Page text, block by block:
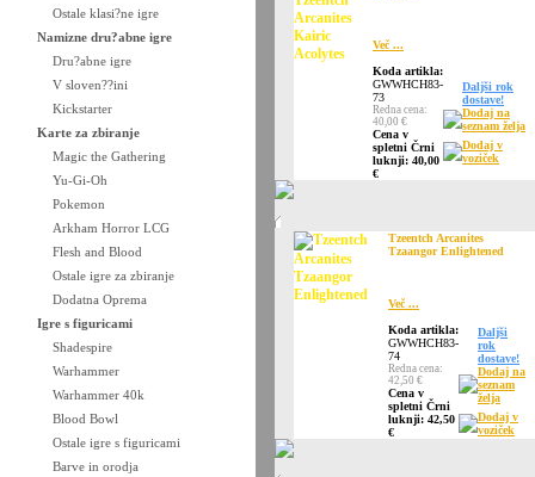
Ostale klasi?ne igre
Namizne dru?abne igre
Dru?abne igre
V sloven??ini
Kickstarter
Karte za zbiranje
Magic the Gathering
Yu-Gi-Oh
Pokemon
Arkham Horror LCG
Flesh and Blood
Ostale igre za zbiranje
Dodatna Oprema
Igre s figuricami
Shadespire
Warhammer
Warhammer 40k
Blood Bowl
Ostale igre s figuricami
Barve in orodja
Več ...
Koda artikla:
GWWHCH83-
73
Redna cena:
40,00 €
Cena v
spletni Črni
luknji: 40,00
€
Daljši rok
dostave!
Dodaj na
seznam želja
Dodaj v
voziček
Tzeentch Arcanites
Tzaangor Enlightened
Več ...
Koda artikla:
GWWHCH83-
74
Redna cena:
42,50 €
Cena v
spletni Črni
luknji: 42,50
€
Daljši
rok
dostave!
Dodaj na
seznam
želja
Dodaj v
voziček